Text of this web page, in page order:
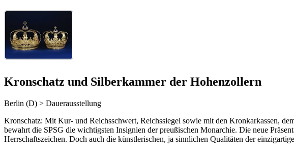
Kronschatz und Silberkammer der Hohenzollern
Berlin (D) > Dauerausstellung
Kronschatz: Mit Kur- und Reichsschwert, Reichssiegel sowie mit den Kronkarkassen,
bewahrt die SPSG die wichtigsten Insignien der preußischen Monarchie. Die neue
Herrschaftszeichen. Doch auch die künstlerischen, ja sinnlichen Qualitäten der